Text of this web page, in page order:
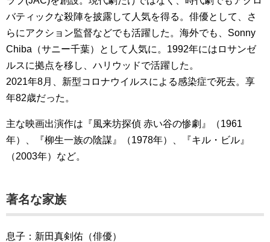
バティックな殺陣を披露して人気を得る。俳優として、さ
らにアクション監督などでも活躍した。海外でも、Sonny
Chiba（サニー千葉）として人気に。1992年にはロサンゼ
ルスに拠点を移し、ハリウッドで活躍した。
2021年8月、新型コロナウイルスによる感染症で死去。享
年82歳だった。
主な映画出演作は『風来坊探偵 赤い谷の惨劇』（1961
年）、『柳生一族の陰謀』（1978年）、『キル・ビル』
（2003年）など。
著名な家族
息子：新田真剣佑（俳優）